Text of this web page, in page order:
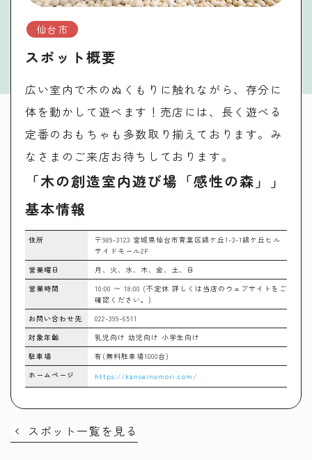
仙台市
スポット概要
広い室内で木のぬくもりに触れながら、存分に
体を動かして遊べます！売店には、長く遊べる
定番のおもちゃも多数取り揃えております。み
なさまのご来店お待ちしております。
「木の創造室内遊び場「感性の森」」
基本情報
住所
〒989-3123 宮城県仙台市青葉区錦ケ丘1-3-1錦ケ丘ヒル
サイドモール2F
営業曜日
月、火、水、木、金、土、日
営業時間
10:00 〜 18:00 (不定休 詳しくは当店のウェブサイトをご
確認ください。)
お問い合わせ先
022-399-6511
対象年齢
乳児向け 幼児向け 小学生向け
駐車場
有(無料駐車場1000台)
ホームページ
https://kanseinomori.com/
スポット一覧を見る